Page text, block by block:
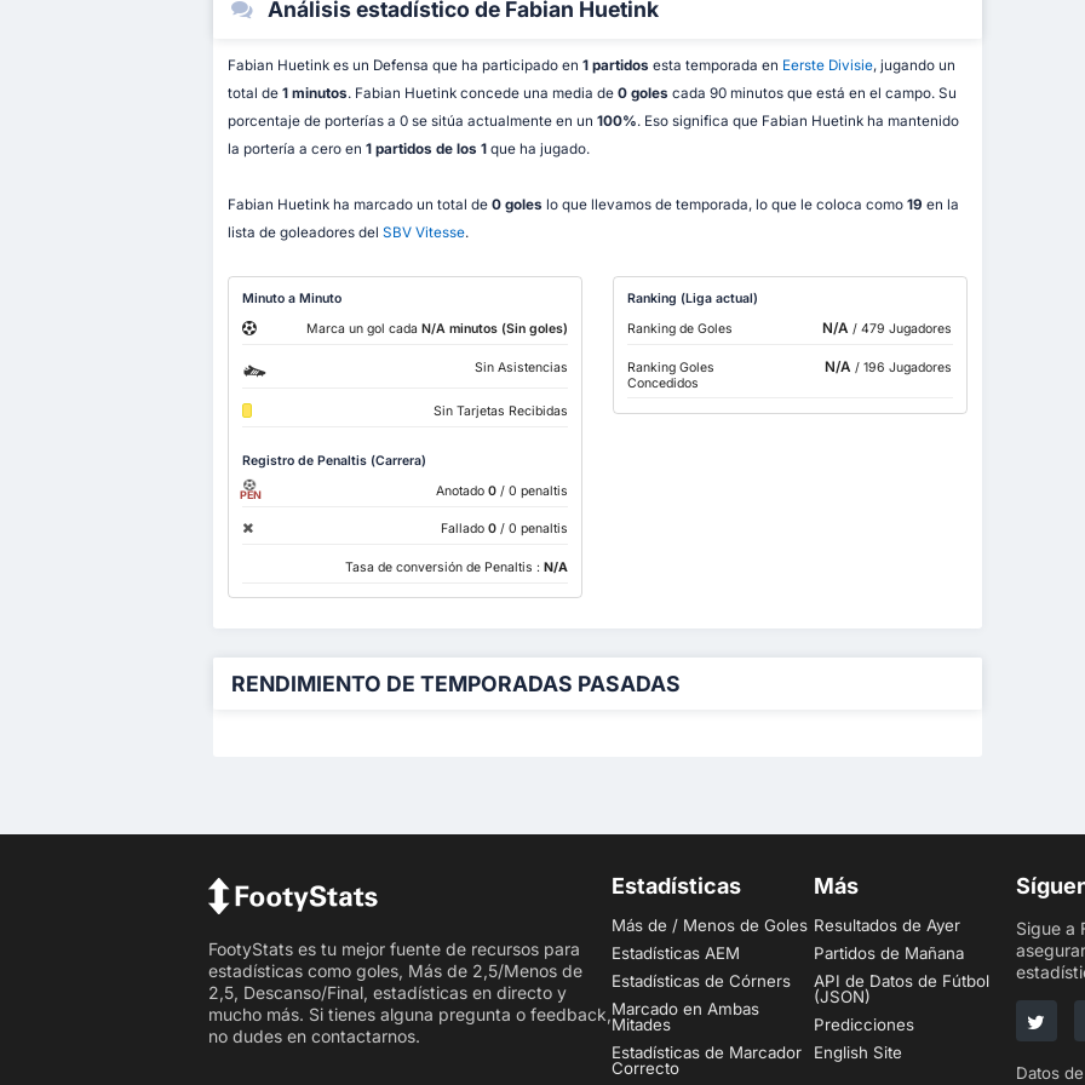
Análisis estadístico de Fabian Huetink
Fabian Huetink es un Defensa que ha participado en 1 partidos esta temporada en Eerste Divisie, jugando un
total de 1 minutos. Fabian Huetink concede una media de 0 goles cada 90 minutos que está en el campo. Su
porcentaje de porterías a 0 se sitúa actualmente en un 100%. Eso significa que Fabian Huetink ha mantenido
la portería a cero en 1 partidos de los 1que ha jugado.
Fabian Huetink ha marcado un total de 0 goles lo que llevamos de temporada, lo que le coloca como 19 en la
lista de goleadores del SBV Vitesse.
Minuto a Minuto
Marca un gol cada N/A minutos (Sin goles)
Sin Asistencias
Sin Tarjetas Recibidas
Registro de Penaltis (Carrera)
PEN Anotado 0 / 0 penaltis
Fallado 0 / 0 penaltis
Tasa de conversión de Penaltis : N/A
Ranking (Liga actual)
Ranking de Goles
N/A / 479 Jugadores
Ranking Goles
Concedidos
N/A / 196 Jugadores
RENDIMIENTO DE TEMPORADAS PASADAS
FootyStats es tu mejor fuente de recursos para
estadísticas como goles, Más de 2,5/Menos de
2,5, Descanso/Final, estadísticas en directo y
mucho más. Si tienes alguna pregunta o feedback,
no dudes en contactarnos.
Estadísticas
Más de / Menos de Goles
Estadísticas AEM
Estadísticas de Córners
Marcado en Ambas
Mitades
Estadísticas de Marcador
Correcto
Más
Resultados de Ayer
Partidos de Mañana
API de Datos de Fútbol
(JSON)
Predicciones
English Site
Sigue a
Datos